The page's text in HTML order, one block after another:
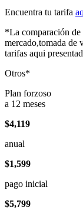
Encuentra tu tarifa
*La comparación de
mercado,tomada de
tarifas aqui
Otros*
Plan forzoso
a 12 meses
$4,119
anual
$1,599
pago inicial
$5,799